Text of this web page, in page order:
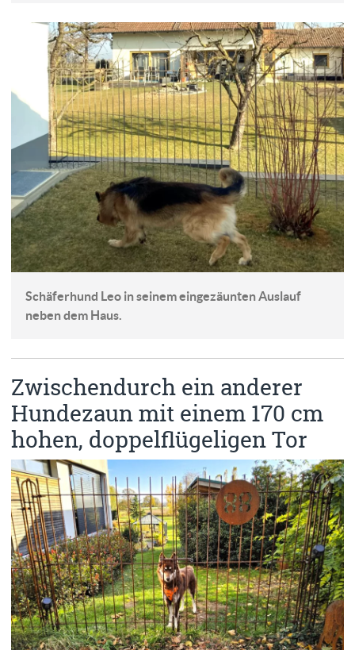
Schäferhund Leo in seinem eingezäunten Auslauf
neben dem Haus.
Zwischendurch ein anderer
Hundezaun mit einem 170 cm
hohen, doppelflügeligen Tor